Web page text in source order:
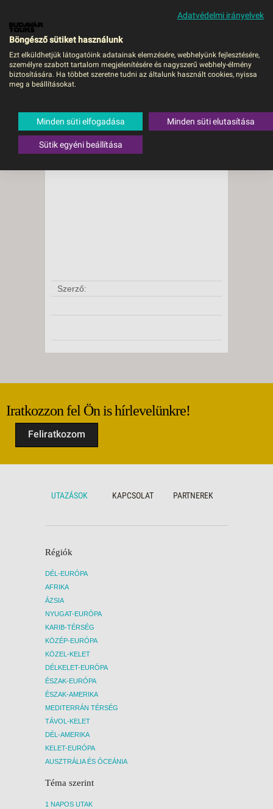
MENÜ
Szerző:
Iratkozzon fel Ön is hírlevelünkre!
Feliratkozom
UTAZÁSOK KAPCSOLAT PARTNEREK
Régiók
DÉL-EURÓPA
AFRIKA
ÁZSIA
NYUGAT-EURÓPA
KARIB-TÉRSÉG
KÖZÉP-EURÓPA
KÖZEL-KELET
DÉLKELET-EURÓPA
ÉSZAK-EURÓPA
ÉSZAK-AMERIKA
MEDITERRÁN TÉRSÉG
TÁVOL-KELET
DÉL-AMERIKA
KELET-EURÓPA
AUSZTRÁLIA ÉS ÓCEÁNIA
Téma szerint
1 NAPOS UTAK
Adatvédelmi irányelvek
Böngésző sütiket használunk
Ezt elküldhetjük látogatóink adatainak elemzésére, webhelyünk fejlesztésére,
személyre szabott tartalom megjelenítésére és nagyszerű webhely-élmény
biztosítására. Ha többet szeretne tudni az általunk használt cookies, nyissa
meg a beállításokat.
Minden süti elfogadása Minden süti elutasítása
Sütik egyéni beállítása